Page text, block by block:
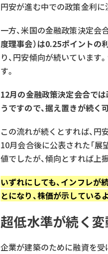
円安が進む中での政策金利に
一方、米国の金融政策決定会
度理事会）は0.25ポイントの
り、円安傾向が続いています
す。
12月の金融政策決定会合で
うですので、据え置きが続く
この流れが続くとすれば、円
10月会合後に公表された「展
値でしたが、傾向とすれば上
いずれにしても、インフレが
とになり、株価が示している
超低水準が続く
企業が建築のために融資を